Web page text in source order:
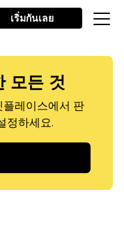
เริ่มกันเลย
모든 것
플레이스에서 판
정하세요.